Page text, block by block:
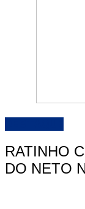
RATINHO
DO NETO